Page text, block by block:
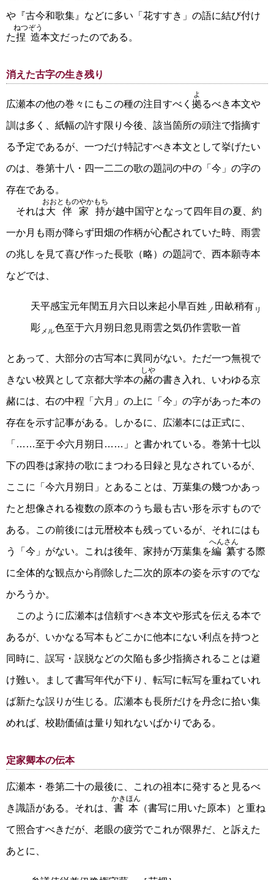
や『古今和歌集』などに多い「花すすき」の語に結び付け
た捏造
ねつぞう
本文だったのである。
消えた古字の生き残り
広瀬本の他の巻々にもこの種の注目すべく 拠
よ
るべき本文や
訓は多く、紙幅の許す限り今後、該当箇所の頭注で指摘す
る予定であるが、一つだけ特記すべき本文として挙げたい
のは、巻第十八・四一二二の歌の題詞の中の「今」の字の
存在である。
それは大伴家持
おおとものやかもち
が越中国守となって四年目の夏、約
一か月も雨が降らず田畑の作柄が心配されていた時、雨雲
の兆しを見て喜び作った長歌（略）の題詞で、西本願寺本
などでは、
天平感宝元年閏五月六日以来起小旱百姓 ノ 田畝稍有 リ
彫 メル色至于六月朔日忽見雨雲之気仍作雲歌一首
とあって、大部分の古写本に異同がない。ただ一つ無視で
きない校異として京都大学本の赭
しや
の書き入れ、いわゆる京
赭には、右の中程「六月」の上に「今」の字があった本の
存在を示す記事がある。しかるに、広瀬本には正式に、
「……至于今六月朔日……」と書かれている。巻第十七以
下の四巻は家持の歌にまつわる日録と見なされているが、
ここに「今六月朔日」とあることは、万葉集の幾つかあっ
たと想像される複数の原本のうち最も古い形を示すもので
ある。この前後には元暦校本も残っているが、それにはも
う「今」がない。これは後年、家持が万葉集を編纂
へんさん
する際
に全体的な観点から削除した二次的原本の姿を示すのでな
かろうか。
このように広瀬本は信頼すべき本文や形式を伝える本で
あるが、いかなる写本もどこかに他本にない利点を持つと
同時に、誤写・誤脱などの欠陥も多少指摘されることは避
け難い。まして書写年代が下り、転写に転写を重ねていれ
ば新たな誤りが生じる。広瀬本も長所だけを丹念に拾い集
めれば、校勘価値は量り知れないばかりである。
定家卿本の伝本
広瀬本・巻第二十の最後に、これの祖本に発すると見るべ
き識語がある。それは、 書本
かきほん
（書写に用いた原本）と重ね
て照合すべきだが、老眼の疲労でこれが限界だ、と訴えた
あとに、